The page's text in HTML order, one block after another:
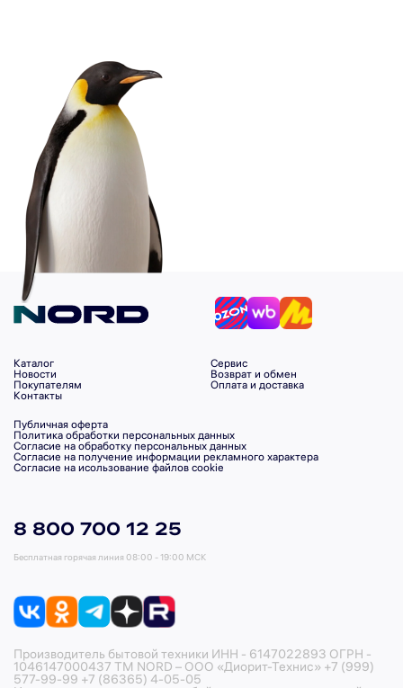
Каталог
Новости
Покупателям
Контакты
Сервис
Возврат и обмен
Оплата и доставка
Публичная оферта
Политика обработки персональных данных
Согласие на обработку персональных данных
Согласие на получение информации рекламного характера
Согласие на исользование файлов cookie
8 800 700 12 25
Бесплатная горячая линия 08:00 - 19:00 МСК
Производитель бытовой техники ИНН - 6147022893 ОГРН -
1046147000437 ТМ NORD – ООО «Диорит-Технис» +7 (999)
577-99-99 +7 (86365) 4-05-05